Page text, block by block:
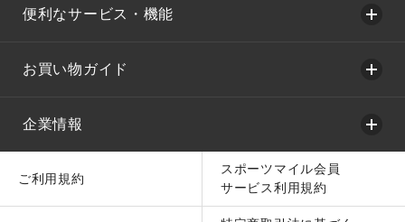
便利なサービス・機能
お買い物ガイド
企業情報
ご利用規約
スポーツマイル会員
サービス利用規約